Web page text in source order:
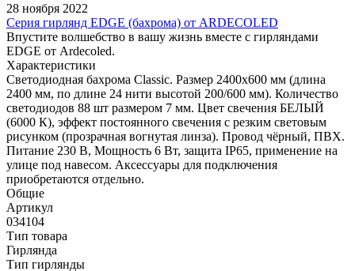
28 ноября 2022
Серия гирлянд EDGE (бахрома) от ARDECOLED
Впустите волшебство в вашу жизнь вместе с гирляндами
EDGE от Ardecoled.
Характеристики
Светодиодная бахрома Classic. Размер 2400x600 мм (длина
2400 мм, по длине 24 нити высотой 200/600 мм). Количество
светодиодов 88 шт размером 7 мм. Цвет свечения БЕЛЫЙ
(6000 К), эффект постоянного свечения с резким световым
рисунком (прозрачная вогнутая линза). Провод чёрный, ПВХ.
Питание 230 В, Мощность 6 Вт, защита IP65, применение на
улице под навесом. Аксессуары для подключения
приобретаются отдельно.
Общие
Артикул
034104
Тип товара
Гирлянда
Тип гирлянды